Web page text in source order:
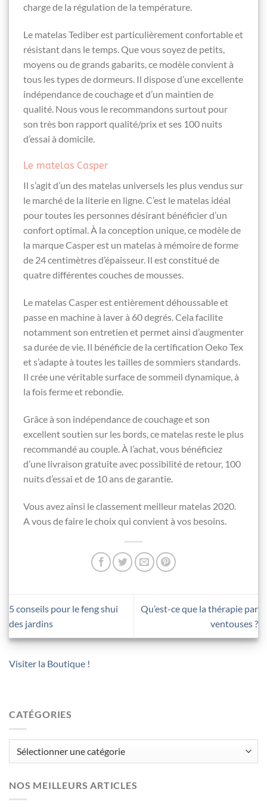
charge de la régulation de la température.
Le matelas Tediber est particulièrement confortable et
résistant dans le temps. Que vous soyez de petits,
moyens ou de grands gabarits, ce modèle convient à
tous les types de dormeurs. Il dispose d’une excellente
indépendance de couchage et d’un maintien de
qualité. Nous vous le recommandons surtout pour
son très bon rapport qualité/prix et ses 100 nuits
d’essai à domicile.
Le matelas Casper
Il s’agit d’un des matelas universels les plus vendus sur
le marché de la literie en ligne. C’est le matelas idéal
pour toutes les personnes désirant bénéficier d’un
confort optimal. À la conception unique, ce modèle de
la marque Casper est un matelas à mémoire de forme
de 24 centimètres d’épaisseur. Il est constitué de
quatre différentes couches de mousses.
Le matelas Casper est entièrement déhoussable et
passe en machine à laver à 60 degrés. Cela facilite
notamment son entretien et permet ainsi d’augmenter
sa durée de vie. Il bénéficie de la certification Oeko Tex
et s’adapte à toutes les tailles de sommiers standards.
Il crée une véritable surface de sommeil dynamique, à
la fois ferme et rebondie.
Grâce à son indépendance de couchage et son
excellent soutien sur les bords, ce matelas reste le plus
recommandé au couple. À l’achat, vous bénéficiez
d’une livraison gratuite avec possibilité de retour, 100
nuits d’essai et de 10 ans de garantie.
Vous avez ainsi le classement meilleur matelas 2020.
A vous de faire le choix qui convient à vos besoins.
5 conseils pour le feng shui
des jardins
Qu’est-ce que la thérapie par
ventouses ?
Visiter la Boutique !
CATÉGORIES
NOS MEILLEURS ARTICLES